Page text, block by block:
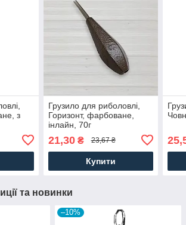
з
Грузило для риболовлі,
Горизонт, фарбоване,
інлайн, 70г
21,30₴ 23,67 ₴
Купити
та новинки
–10%